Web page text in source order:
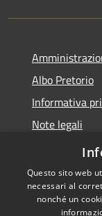
Albo Pretorio
Informativa
Note legali
Dichiarazione
Questo sito web
necessari al
nonché un